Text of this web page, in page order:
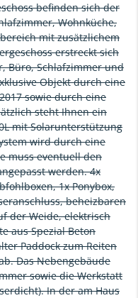
befinden sich der
Wohnküche,
mit zusätzlichem
erstreckt sich
Büro, Schlafzimmer und
Objekt durch eine
sowie durch eine
steht Ihnen ein
mit Solarunterstützung
wird durch eine
muss eventuell den
werden. 4x
1x Ponybox,
beheizbaren
der Weide, elektrisch
aus Spezial Beton
Paddock zum Reiten
Das Nebengebäude
sowie die Werkstatt
In der am Haus